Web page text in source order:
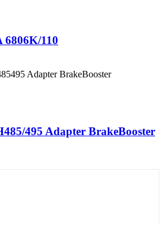
6806K/110
495 Adapter BrakeBooster